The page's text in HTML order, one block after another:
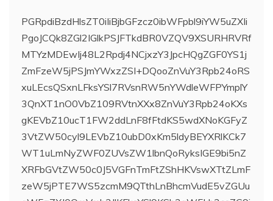
PGRpdiBzdHlsZT0iIiBjbGFzcz0ibWFpbl9iYW5uZXIi
PgoJCQk8ZGl2IGlkPSJFTkdBR0VZQV9XSURHRVRf
MTYzMDEwIj48L2Rpdj4NCjxzY3JpcHQgZGF0YS1j
ZmFzeW5jPSJmYWxzZSI+DQooZnVuY3Rpb24oRS
xuLEcsQSxnLFksYSl7RVsnRW5nYWdleWFPYmplY
3QnXT1nO0VbZ109RVtnXXx8ZnVuY3Rpb24oKXs
gKEVbZ10ucT1FW2ddLnF8fFtdKS5wdXNoKGFyZ
3VtZW50cyl9LEVbZ10ubD0xKm5ldyBEYXRlKCk7
WT1uLmNyZWF0ZUVsZW1lbnQoRyksIGE9bi5nZ
XRFbGVtZW50c0J5VGFnTmFtZShHKVswXTtZLmF
zeW5jPTE7WS5zcmM9QTthLnBhcmVudE5vZGUu